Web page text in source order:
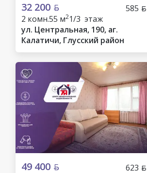
32 200 585
2 комн.55 м21/3 этаж
ул. Центральная, 190, аг.
Калатичи, Глусский район
49 400 623